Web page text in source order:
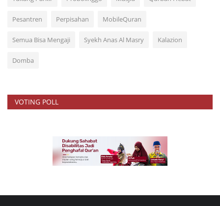
Pesantren Perpisahan MobileQuran
Semua Bisa Mengaji Syekh Anas Al Masry Kalazion
Domba
VOTING POLL